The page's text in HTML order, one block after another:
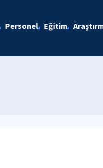
Personel Eğitim